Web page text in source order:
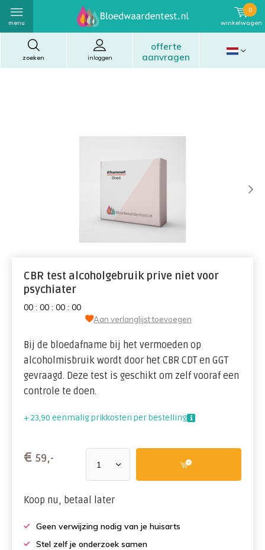
zoeken
offerte
aanvragen
inloggen
menu winkelwagen
0
CBR test alcoholgebruik prive niet voor
psychiater
00 : 00 : 00 : 00
Aan verlanglijst toevoegen
Bij de bloedafname bij het vermoeden op
alcoholmisbruik wordt door het CBR CDT en GGT
gevraagd. Deze test is geschikt om zelf vooraf een
controle te doen.
+ 23,90 eenmalig prikkosten per bestelling
€ 59,-
Koop nu, betaal later
Geen verwijzing nodig van je huisarts
Stel zelf je onderzoek samen